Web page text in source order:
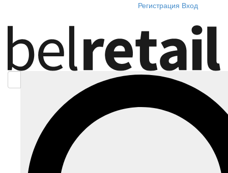
Регистрация Вход